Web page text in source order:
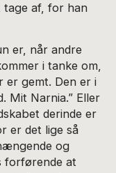
af, for han
er, når andre
i tanke om,
er gemt. Den er i
Mit Narnia.” Eller
derinde er
er det lige så
og
forførende at